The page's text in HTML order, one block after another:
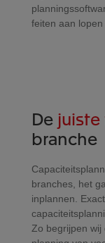
feiten aan
De
branche
branches, het
inplannen.
Zo begrijpen